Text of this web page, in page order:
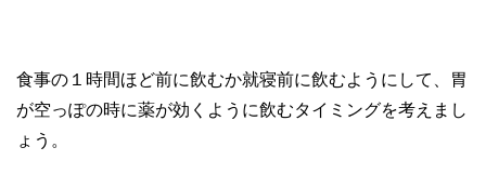
食事の１時間ほど前に飲むか就寝前に飲むようにして、胃
が空っぽの時に薬が効くように飲むタイミングを考えまし
ょう。